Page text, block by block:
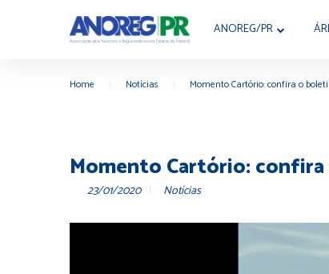
ANOREG/PR
Home Notícias Momento Cartório: confira o
Momento Cartório:
23/01/2020 Notícias